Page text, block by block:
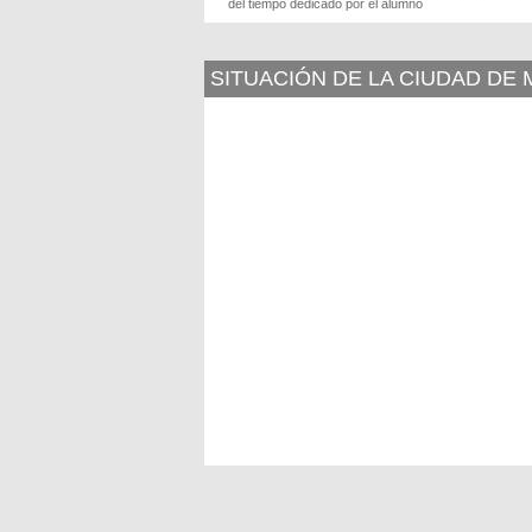
del tiempo dedicado por el alumno
SITUACIÓN DE LA CIUDAD DE